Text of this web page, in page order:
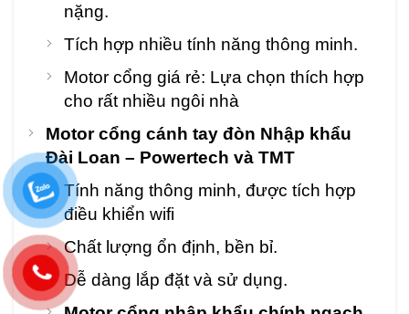
nặng.
Tích hợp nhiều tính năng thông minh.
Motor cổng giá rẻ: Lựa chọn thích hợp
cho rất nhiều ngôi nhà
Motor cổng cánh tay đòn Nhập khẩu
Đài Loan – Powertech và TMT
Tính năng thông minh, được tích hợp
điều khiển wifi
Chất lượng ổn định, bền bỉ.
Dễ dàng lắp đặt và sử dụng.